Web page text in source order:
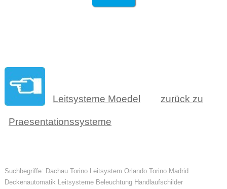
Leitsysteme Moedel zurück zu
Praesentationssysteme
Suchbegriffe: Dachau Torino Leitsystem Orlando Torino Madrid
Deckenautomatik Leitsysteme Beleuchtung Handlaufschilder